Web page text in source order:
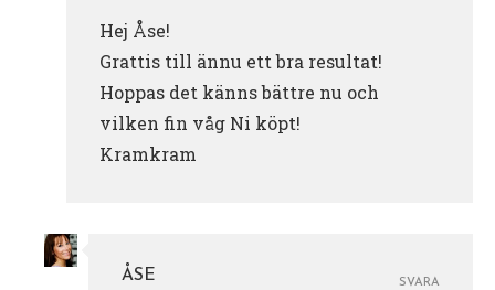
Hej Åse!
Grattis till ännu ett bra resultat!
Hoppas det känns bättre nu och
vilken fin våg Ni köpt!
Kramkram
ÅSE
SVARA